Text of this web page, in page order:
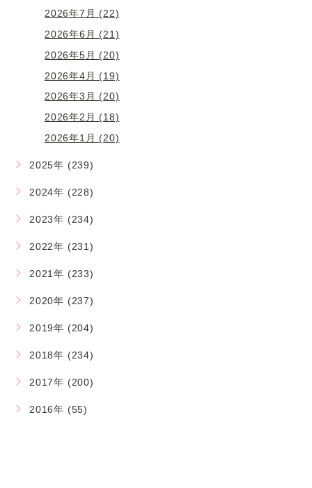
2026年7月 (22)
2026年6月 (21)
2026年5月 (20)
2026年4月 (19)
2026年3月 (20)
2026年2月 (18)
2026年1月 (20)
2025年 (239)
2024年 (228)
2023年 (234)
2022年 (231)
2021年 (233)
2020年 (237)
2019年 (204)
2018年 (234)
2017年 (200)
2016年 (55)